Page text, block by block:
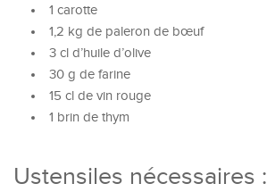
1 carotte
1,2 kg de paleron de bœuf
3 cl d’huile d’olive
30 g de farine
15 cl de vin rouge
1 brin de thym
Ustensiles nécessaires :